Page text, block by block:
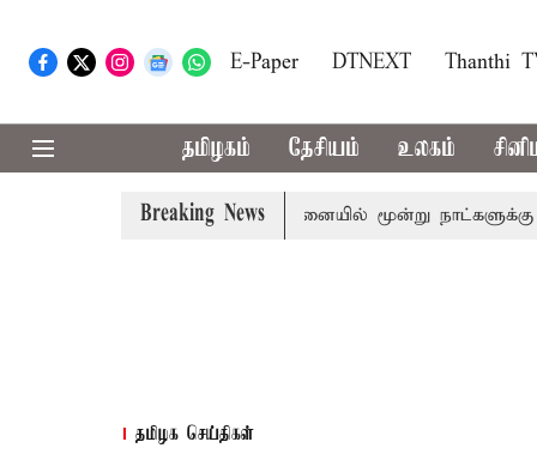
E-Paper DTNEXT Thanthi
தமிழகம் தேசியம் உலகம்
Breaking News
தின விழா ஒத்திகை: சென்னையில் மூன்று நாட்களுக்கு
தமிழக செய்திகள்